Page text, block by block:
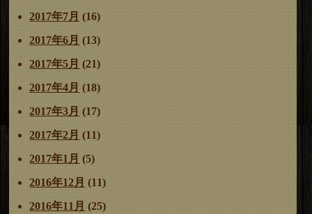
2017年7月 (16)
2017年6月 (13)
2017年5月 (21)
2017年4月 (18)
2017年3月 (17)
2017年2月 (11)
2017年1月 (5)
2016年12月 (11)
2016年11月 (25)